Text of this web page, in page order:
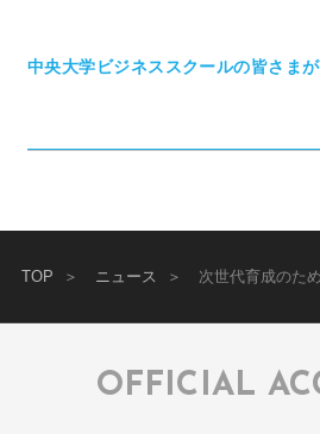
中央大学ビジネススクールの皆さま
TOP ニュース 次世代育成のた
OFFICIAL